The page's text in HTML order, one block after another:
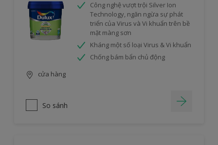
Công nghệ vượt trội Silver Ion
Technology, ngăn ngừa sự phát
triển của Virus và Vi khuẩn trên bề
mặt màng sơn
Kháng một số loại Virus & Vi khuẩn
Chống bám bẩn chủ động
cửa hàng
So sánh